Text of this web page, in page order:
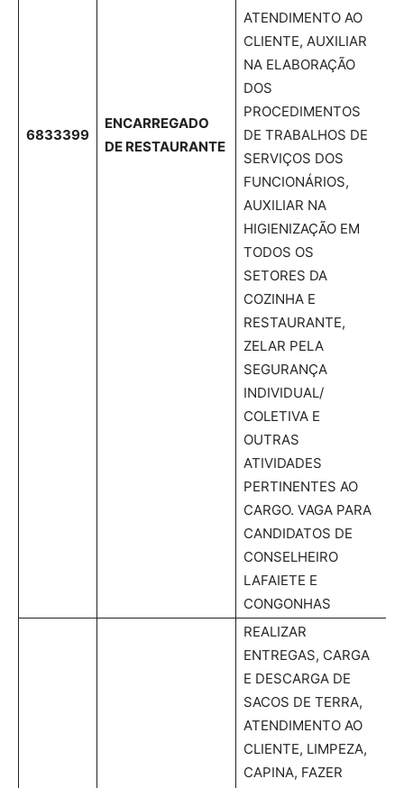
6833399
ENCARREGADO
DE RESTAURANTE
ATENDIMENTO AO
CLIENTE, AUXILIAR
NA ELABORAÇÃO
DOS
PROCEDIMENTOS
DE TRABALHOS DE
SERVIÇOS DOS
FUNCIONÁRIOS,
AUXILIAR NA
HIGIENIZAÇÃO EM
TODOS OS
SETORES DA
COZINHA E
RESTAURANTE,
ZELAR PELA
SEGURANÇA
INDIVIDUAL/
COLETIVA E
OUTRAS
ATIVIDADES
PERTINENTES AO
CARGO. VAGA PARA
CANDIDATOS DE
CONSELHEIRO
LAFAIETE E
CONGONHAS
REALIZAR
ENTREGAS, CARGA
E DESCARGA DE
SACOS DE TERRA,
ATENDIMENTO AO
CLIENTE, LIMPEZA,
CAPINA, FAZER